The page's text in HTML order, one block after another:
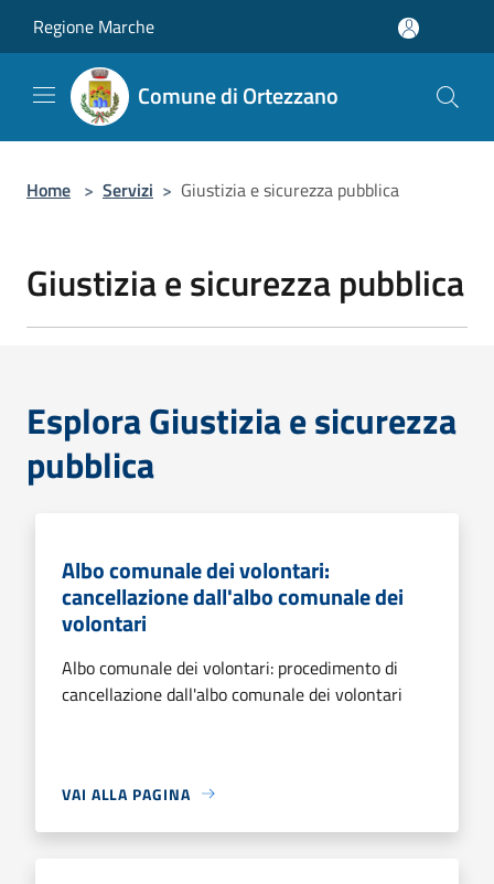
Regione Marche
Comune di Ortezzano
Home > Servizi > Giustizia e sicurezza pubblica
Giustizia e sicurezza pubblica
Esplora Giustizia e sicurezza
pubblica
Albo comunale dei volontari:
cancellazione dall'albo comunale dei
volontari
Albo comunale dei volontari: procedimento di
cancellazione dall'albo comunale dei volontari
VAI ALLA PAGINA